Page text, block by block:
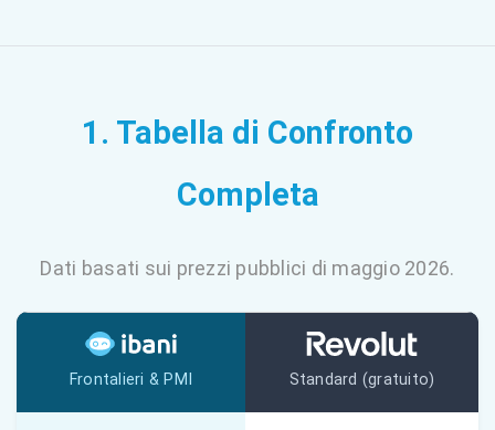
1. Tabella di Confronto
Completa
Dati basati sui prezzi pubblici di maggio 2026.
Frontalieri & PMI Standard (gratuito)